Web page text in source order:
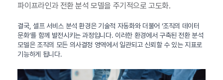
파이프라인과 전환 분석 모델을 주기적으로 고도화.
결국, 셀프 서비스 분석 환경은 기술적 자동화와 더불어 ‘조직의 데이터
문화’를 함께 발전시키는 과정입니다. 이러한 환경에서 구축된 전환 분석
모델은 조직의 모든 의사결정 영역에서 일관되고 신뢰할 수 있는 지표로
기능하게 됩니다.